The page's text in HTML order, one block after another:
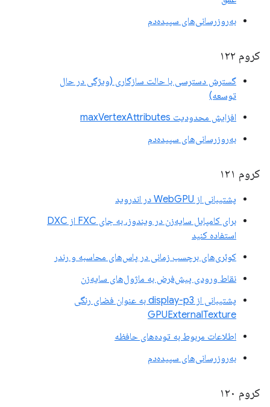
به‌روزرسانی‌های سپیده‌دم
کروم ۱۲۲
گسترش دسترسی با حالت سازگاری (ویژگی در حال
توسعه)
افزایش محدودیت maxVertexAttributes
به‌روزرسانی‌های سپیده‌دم
کروم ۱۲۱
پشتیبانی از WebGPU در اندروید
برای کامپایل سایه‌زن در ویندوز، به جای FXC از DXC
استفاده کنید
کوئری‌های برچسب زمانی در پاس‌های محاسبه و رندر
نقاط ورودی پیش‌فرض به ماژول‌های سایه‌زن
پشتیبانی از display-p3 به عنوان فضای رنگی
GPUExternalTexture
اطلاعات مربوط به توده‌های حافظه
به‌روزرسانی‌های سپیده‌دم
کروم ۱۲۰